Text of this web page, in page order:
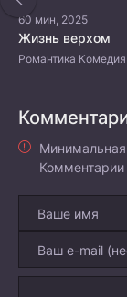
60 мин, 2025
Жизнь верхом